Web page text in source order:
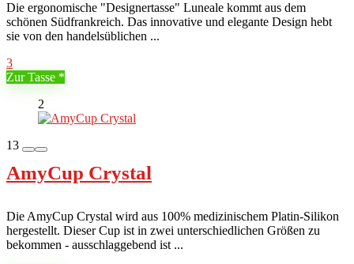
Die ergonomische "Designertasse" Luneale kommt aus dem
schönen Südfrankreich. Das innovative und elegante Design hebt
sie von den handelsüblichen ...
3
Zur Tasse
2
13
AmyCup Crystal
Die AmyCup Crystal wird aus 100% medizinischem Platin-Silikon
hergestellt. Dieser Cup ist in zwei unterschiedlichen Größen zu
bekommen - ausschlaggebend ist ...